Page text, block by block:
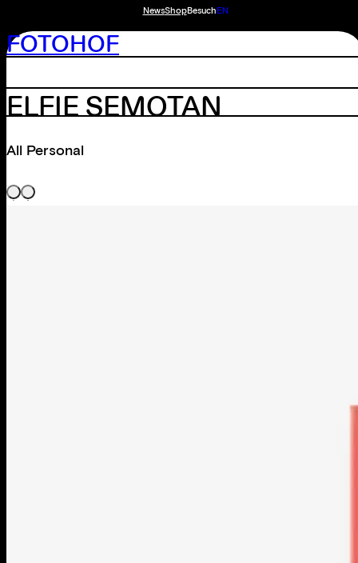
NewsShopBesuchEN
FOTOHOF
ELFIE SEMOTAN
All Personal